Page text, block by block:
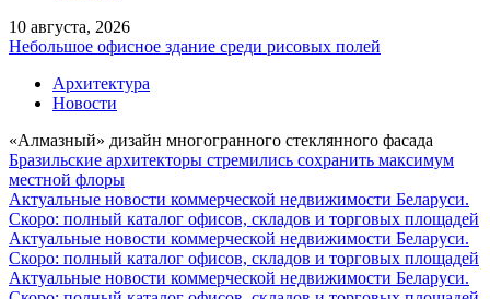
10 августа, 2026
Небольшое офисное здание среди рисовых полей
Архитектура
Новости
«Алмазный» дизайн многогранного стеклянного фасада
Бразильские архитекторы стремились сохранить максимум
местной флоры
Актуальные новости коммерческой недвижимости Беларуси.
Скоро: полный каталог офисов, складов и торговых площадей
Актуальные новости коммерческой недвижимости Беларуси.
Скоро: полный каталог офисов, складов и торговых площадей
Актуальные новости коммерческой недвижимости Беларуси.